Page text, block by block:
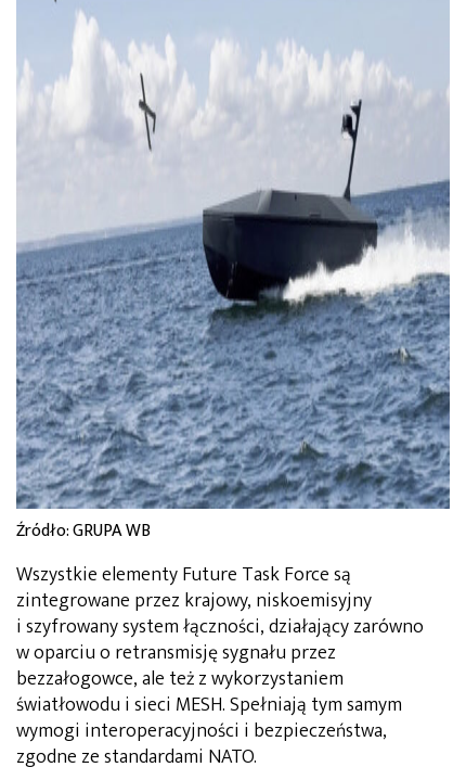
Źródło: GRUPA WB
Wszystkie elementy Future Task Force są
zintegrowane przez krajowy, niskoemisyjny
i szyfrowany system łączności, działający zarówno
w oparciu o retransmisję sygnału przez
bezzałogowce, ale też z wykorzystaniem
światłowodu i sieci MESH. Spełniają tym samym
wymogi interoperacyjności i bezpieczeństwa,
zgodne ze standardami NATO.